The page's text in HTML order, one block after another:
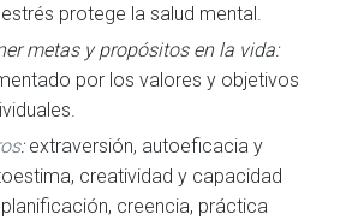
protege la salud mental.
metas y propósitos en la vida:
por los valores y objetivos
:extraversión, autoeficacia y
creatividad y capacidad
creencia, práctica